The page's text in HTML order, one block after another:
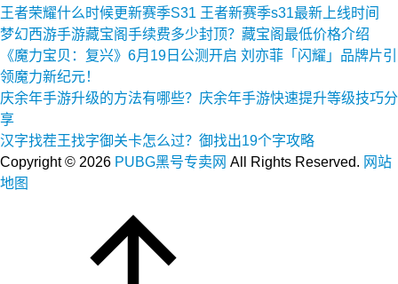
王者荣耀什么时候更新赛季S31 王者新赛季s31最新上线时间
梦幻西游手游藏宝阁手续费多少封顶？藏宝阁最低价格介绍
《魔力宝贝：复兴》6月19日公测开启 刘亦菲「闪耀」品牌片引
领魔力新纪元！
庆余年手游升级的方法有哪些？庆余年手游快速提升等级技巧分
享
汉字找茬王找字御关卡怎么过？御找出19个字攻略
Copyright © 2026 PUBG黑号专卖网 All Rights Reserved. 网站
地图